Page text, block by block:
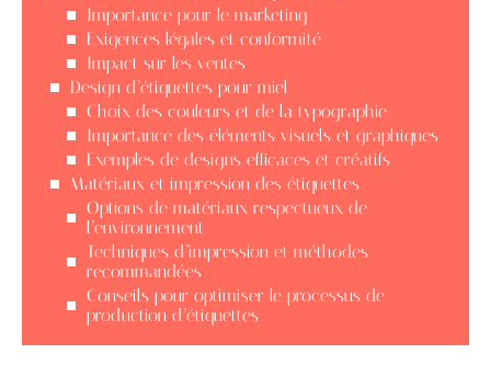
Importance pour le marketing
Exigences légales et conformité
Impact sur les ventes
Design d’étiquettes pour miel
Choix des couleurs et de la typographie
Importance des éléments visuels et graphiques
Exemples de designs efficaces et créatifs
Matériaux et impression des étiquettes
Options de matériaux respectueux de
l’environnement
Techniques d’impression et méthodes
recommandées
Conseils pour optimiser le processus de
production d’étiquettes